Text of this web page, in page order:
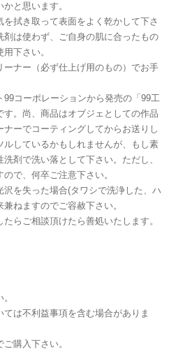
と思います。
拭き取って表面をよく乾かして下さ
剤は使わず、ご自身の肌に合ったもの
下さい。
ナー（必ず仕上げ用のもの）でお手
コーポレーションから発売の「99工
。尚、商品はオブジェとしての作品
ーでコーティングしてからお送りし
しているかもしれませんが、もし素
剤で洗い落として下さい。ただし、
で、何卒ご注意下さい。
を失った場合(タワシで洗浄した、ハ
ねますのでご容赦下さい。
らご相談頂けたら善処いたします。
は不利益事項を含む場合がありま
購入下さい。